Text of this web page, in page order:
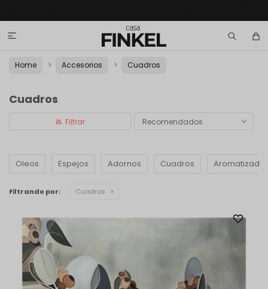

Home Accesorios Cuadros
Cuadros
Recomendados
Oleos Espejos Adornos Cuadros
Filtrando por: Cuadros